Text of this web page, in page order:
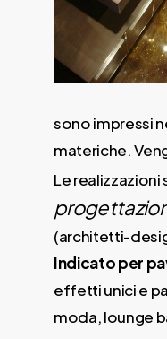
sono impressi
materiche.
Le
(architetti-
Indicato per
effetti unici e
moda, lounge